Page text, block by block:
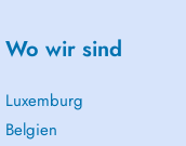
Wo wir sind
Luxemburg
Belgien